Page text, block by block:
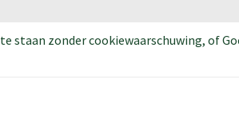
staan zonder cookiewaarschuwing, of